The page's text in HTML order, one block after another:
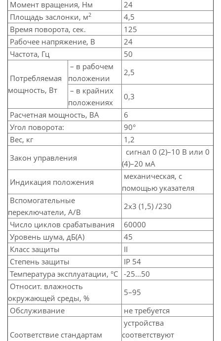
Момент вращения, Нм
24
Площадь заслонки, м2
4,5
Время поворота, сек.
125
Рабочее напряжение, В
24
Частота, Гц
50
Потребляемая
мощность, Вт
– в рабочем
положении
2,5
– в крайних
положениях
0,3
Расчетная мощность, ВА
6
Угол поворота:
90°
Вес, кг
1,2
Закон управления
сигнал 0 (2)–10 В или 0
(4)–20 мA
Индикация положения
механическая, с
помощью указателя
Вспомогательные
переключатели, А/В
2х3 (1,5) /230
Число циклов срабатывания
60000
Уровень шума, дБ(А)
45
Класс защиты
II
Степень защиты
IP 54
Температура эксплуатации, °С -25...50
Относит. влажность
окружающей среды, %
5–95
Обслуживание
не требуется
Соответствие стандартам
устройства
соответствуют